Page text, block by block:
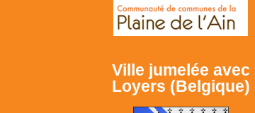
Ville jumelée avec
Loyers (Belgique)